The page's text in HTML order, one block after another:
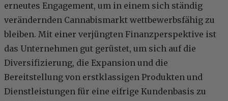
erneutes Engagement, um in einem sich ständig
verändernden Cannabismarkt wettbewerbsfähig zu
bleiben. Mit einer verjüngten Finanzperspektive ist
das Unternehmen gut gerüstet, um sich auf die
Diversifizierung, die Expansion und die
Bereitstellung von erstklassigen Produkten und
Dienstleistungen für eine eifrige Kundenbasis zu